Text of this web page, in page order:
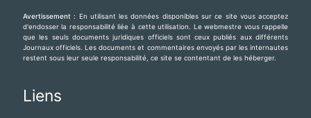
Avertissement : En utilisant les données disponibles sur ce site vous acceptez
d'endosser la responsabilité liée à cette utilisation. Le webmestre vous rappelle
que les seuls documents juridiques officiels sont ceux publiés aux différents
Journaux officiels. Les documents et commentaires envoyés par les internautes
restent sous leur seule responsabilité, ce site se contentant de les héberger.
Liens